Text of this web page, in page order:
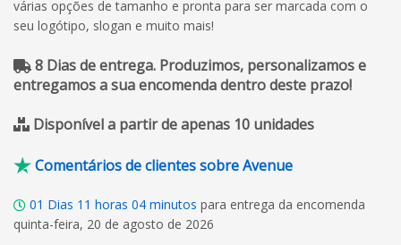
várias opções de tamanho e pronta para ser marcada com o
seu logótipo, slogan e muito mais!
8 Dias de entrega. Produzimos, personalizamos e
entregamos a sua encomenda dentro deste prazo!
Disponível a partir de apenas 10 unidades
Comentários de clientes sobre Avenue
01 Dias 11 horas 04 minutos para entrega da encomenda
quinta-feira, 20 de agosto de 2026